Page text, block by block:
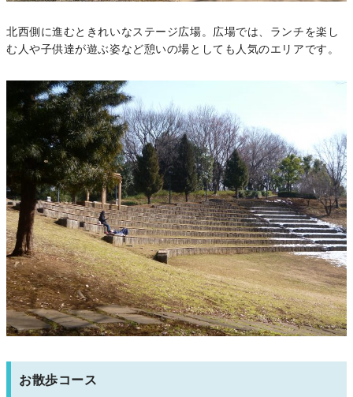
北西側に進むときれいなステージ広場。広場では、ランチを楽し
む人や子供達が遊ぶ姿など憩いの場としても人気のエリアです。
お散歩コース